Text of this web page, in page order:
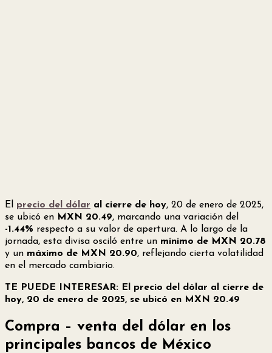
El precio del dólar al cierre de hoy, 20 de enero de 2025,
se ubicó en MXN 20.49, marcando una variación del
-1.44% respecto a su valor de apertura. A lo largo de la
jornada, esta divisa osciló entre un mínimo de MXN 20.78
y un máximo de MXN 20.90, reflejando cierta volatilidad
en el mercado cambiario.
TE PUEDE INTERESAR: El precio del dólar al cierre de
hoy, 20 de enero de 2025, se ubicó en MXN 20.49
Compra – venta del dólar en los
principales bancos de México